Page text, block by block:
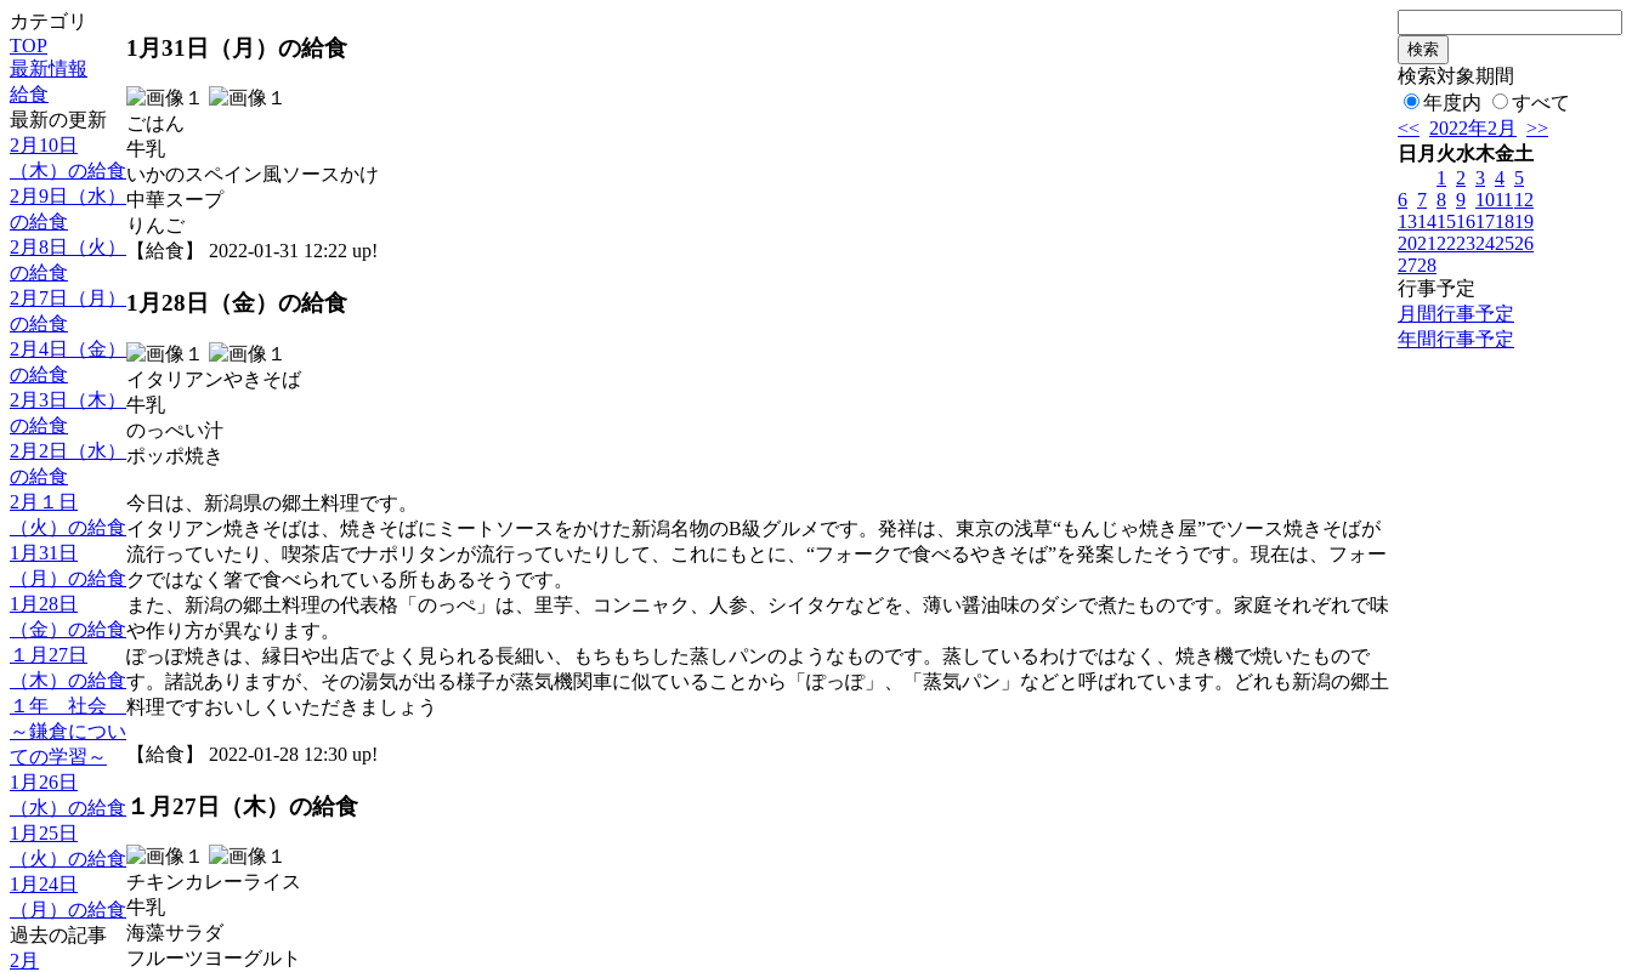
カテゴリ
TOP
最新情報
給食
最新の更新
2月10日
（木）の給食
2月9日（水）
の給食
2月8日（火）
の給食
2月7日（月）
の給食
2月4日（金）
の給食
2月3日（木）
の給食
2月2日（水）
の給食
2月１日
（火）の給食
1月31日
（月）の給食
1月28日
（金）の給食
１月27日
（木）の給食
１年 社会
～鎌倉につい
ての学習～
1月26日
（水）の給食
1月25日
（火）の給食
1月24日
（月）の給食
過去の記事
2月
1月31日（月）の給食
ごはん
牛乳
いかのスペイン風ソースかけ
中華スープ
りんご
【給食】 2022-01-31 12:22 up!
1月28日（金）の給食
イタリアンやきそば
牛乳
のっぺい汁
ポッポ焼き
今日は、新潟県の郷土料理です。
イタリアン焼きそばは、焼きそばにミートソースをかけた新潟名物のB級グルメです。発祥は、東京の浅草“もんじゃ焼き屋”でソース焼きそばが
流行っていたり、喫茶店でナポリタンが流行っていたりして、これにもとに、“フォークで食べるやきそば”を発案したそうです。現在は、フォー
クではなく箸で食べられている所もあるそうです。
また、新潟の郷土料理の代表格「のっぺ」は、里芋、コンニャク、人参、シイタケなどを、薄い醤油味のダシで煮たものです。家庭それぞれで味
や作り方が異なります。
ぽっぽ焼きは、縁日や出店でよく見られる長細い、もちもちした蒸しパンのようなものです。蒸しているわけではなく、焼き機で焼いたもので
す。諸説ありますが、その湯気が出る様子が蒸気機関車に似ていることから「ぽっぽ」、「蒸気パン」などと呼ばれています。どれも新潟の郷土
料理ですおいしくいただきましょう
【給食】 2022-01-28 12:30 up!
１月27日（木）の給食
チキンカレーライス
牛乳
海藻サラダ
フルーツヨーグルト
検索対象期間
年度内
すべて
<< 2022年2月
>>
日 月 火水木金土
1
2 3 4 5
6 7 8 9 1011 12
13141516171819
2021 2223242526
2728
行事予定
月間行事予定
年間行事予定